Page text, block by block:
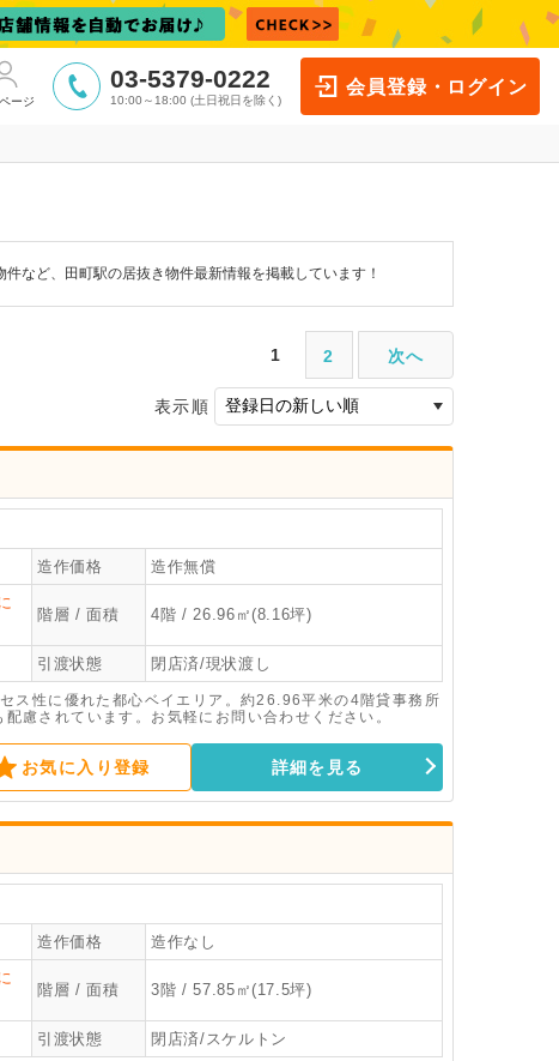
ージ
03-5379-0222
10:00～18:00 (土日祝日を除く)
会員登録・ログイン
など、田町駅の居抜き物件最新情報を掲載しています！
1 2 次へ
表示順
造作価格 造作無償
階層 / 面積 4階 / 26.96㎡(8.16坪)
引渡状態 閉店済/現状渡し
ス性に優れた都心ベイエリア。約26.96平米の4階貸事務所
慮されています。お気軽にお問い合わせください。
お気に入り登録 詳細を見る
造作価格 造作なし
階層 / 面積 3階 / 57.85㎡(17.5坪)
引渡状態 閉店済/スケルトン